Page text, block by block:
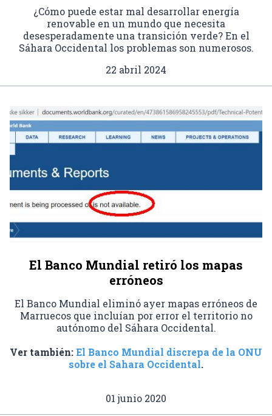
¿Cómo puede estar mal desarrollar energía
renovable en un mundo que necesita
desesperadamente una transición verde? En el
Sáhara Occidental los problemas son numerosos.
22 abril 2024
El Banco Mundial retiró los mapas
erróneos
El Banco Mundial eliminó ayer mapas erróneos de
Marruecos que incluían por error el territorio no
autónomo del Sáhara Occidental.
Ver también:El Banco Mundial discrepa de la ONU
sobre el Sahara Occidental.
01 junio 2020